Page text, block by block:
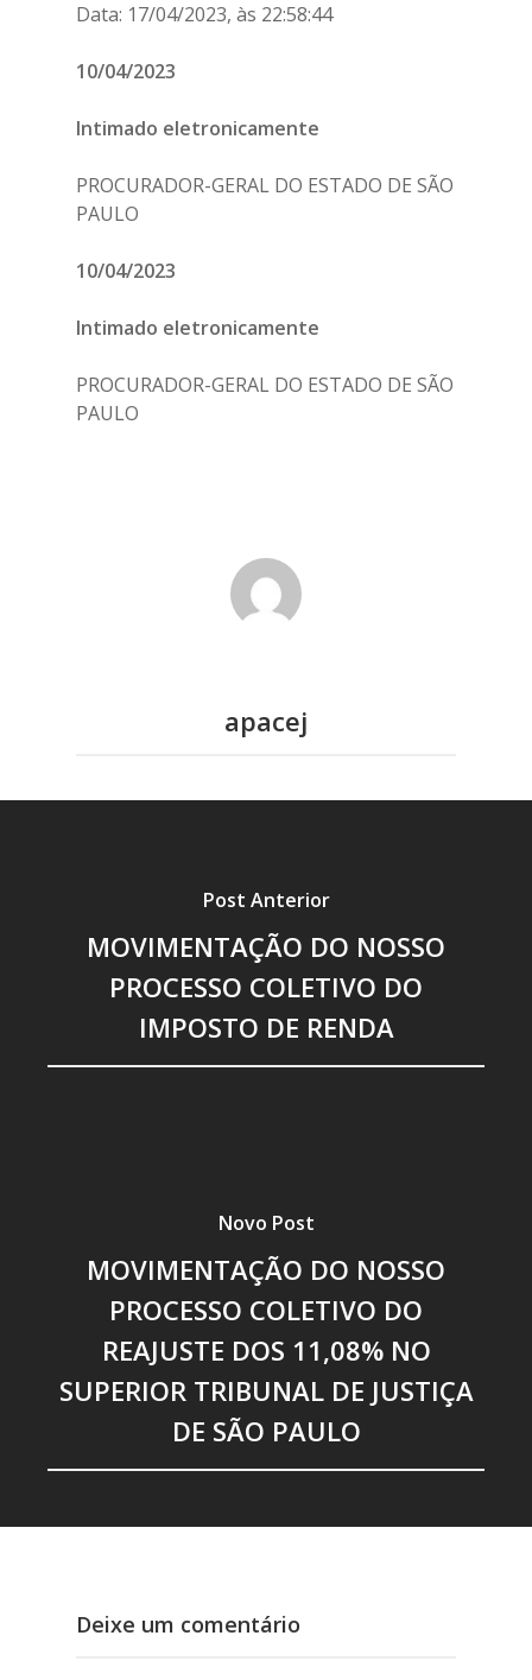
Data: 17/04/2023, às 22:58:44
10/04/2023
Intimado eletronicamente
PROCURADOR-GERAL DO ESTADO DE SÃO
PAULO
10/04/2023
Intimado eletronicamente
PROCURADOR-GERAL DO ESTADO DE SÃO
PAULO
apacej
Post Anterior
MOVIMENTAÇÃO DO NOSSO
PROCESSO COLETIVO DO
IMPOSTO DE RENDA
Novo Post
MOVIMENTAÇÃO DO NOSSO
PROCESSO COLETIVO DO
REAJUSTE DOS 11,08% NO
SUPERIOR TRIBUNAL DE JUSTIÇA
DE SÃO PAULO
Deixe um comentário